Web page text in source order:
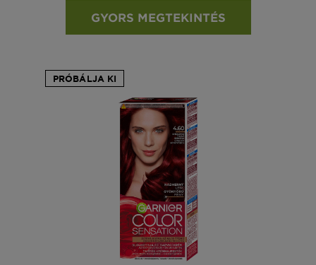
GYORS MEGTEKINTÉS
PRÓBÁLJA KI